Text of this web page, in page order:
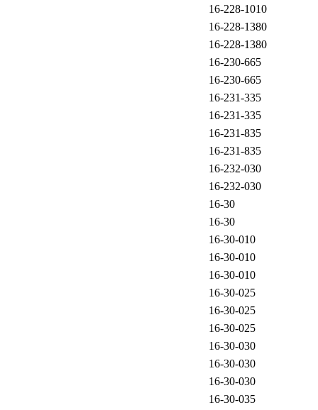
16-228-1010
16-228-1380
16-228-1380
16-230-665
16-230-665
16-231-335
16-231-335
16-231-835
16-231-835
16-232-030
16-232-030
16-30
16-30
16-30-010
16-30-010
16-30-010
16-30-025
16-30-025
16-30-025
16-30-030
16-30-030
16-30-030
16-30-035